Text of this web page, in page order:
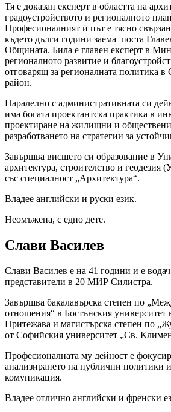
Тя е доказан експерт в областта на
градоустройството и регионалното
Професионалният ѝ път е тясно
където дълги години заема поста
Общината. Била е главен експерт в
регионалното развитие и
отговарящ за регионалната политика в
район.
Паралелно с административната си
има богата проектантска практика в
проектиране на жилищни и обществени
разработването на стратегии за
Завършва висшето си образование в
архитектура, строителство и
със специалност „Архитектура“.
Владее английски и руски език.
Неомъжена, с едно дете.
Слави Василев
Слави Василев е на 41 години и е
представители в 20 МИР Силистра.
Завършва бакалавърска степен по
отношения“ в Бостънския
Притежава и магистърска степен по
от Софийския университет „Св.
Професионалната му дейност е
анализирането на публични политики
комуникация.
Владее отлично английски и френски